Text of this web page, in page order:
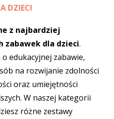
DZIECI
z najbardziej
zabawek dla dzieci.
edukacyjnej zabawie,
na rozwijanie zdolności
oraz umiejętności
W naszej kategorii
różne zestawy